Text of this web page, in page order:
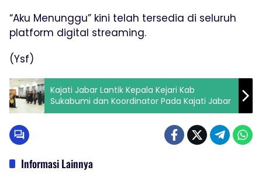
“Aku Menunggu” kini telah tersedia di seluruh
platform digital streaming.
(Ysf)
Kajati Jabar Lantik Kepala Kejari Kab
Sukabumi dan Koordinator Pada Kajati Jabar
Informasi Lainnya